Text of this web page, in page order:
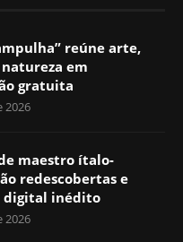
reúne arte,
em
gratuita
2026
maestro ítalo-
redescobertas e
inédito
2026